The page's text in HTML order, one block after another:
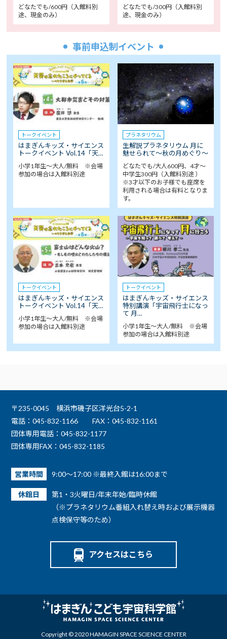
どなたでも/600円（入館料別
途、現金のみ）
どなたでも/300円（入館料別
途、現金のみ）
事前申込制イベント
トークイベント
はまぎんキッズ・サイエンス
トークイベント Vol.14「天…
小学1年生～大人/無料 ※会場
参加の場合は入館料別途
プラネタリウム
生解説プラネタリウム 月に
魅せられて～秋の月めぐり～
どなたでも/大人600円、4才～
中学生300円（入館料別途 ）
※3才以下のお子様でも座席を
利用される場合は有料となりま
す。
トークイベント
はまぎんキッズ・サイエンス
トークイベント Vol.14「天…
小学1年生～大人/無料 ※会場
参加の場合は入館料別途
トークイベント
はまぎんキッズ・サイエンス
特別講演「宇宙飛行士になっ
て 月…
小学1年生～大人/無料 ※会場
参加の場合は入館料別途
〒235-0045 横浜市磯子区洋光台5-2-1
電話：045-832-1166
FAX：045-832-1161
団体専用電話：045-832-1177
団体専用FAX：045-832-1185
営業時間 9:00～17:00 ※最終入館は16:00まで
休館日
第1・3火曜日/年末年始/臨時休館
（※プラネタリウム番組入れ替え時および展示機器
点検保守等のため）
アクセスはこちら
Copyright © 2020 HAMAGIN SPACE SCIENCE CENTER